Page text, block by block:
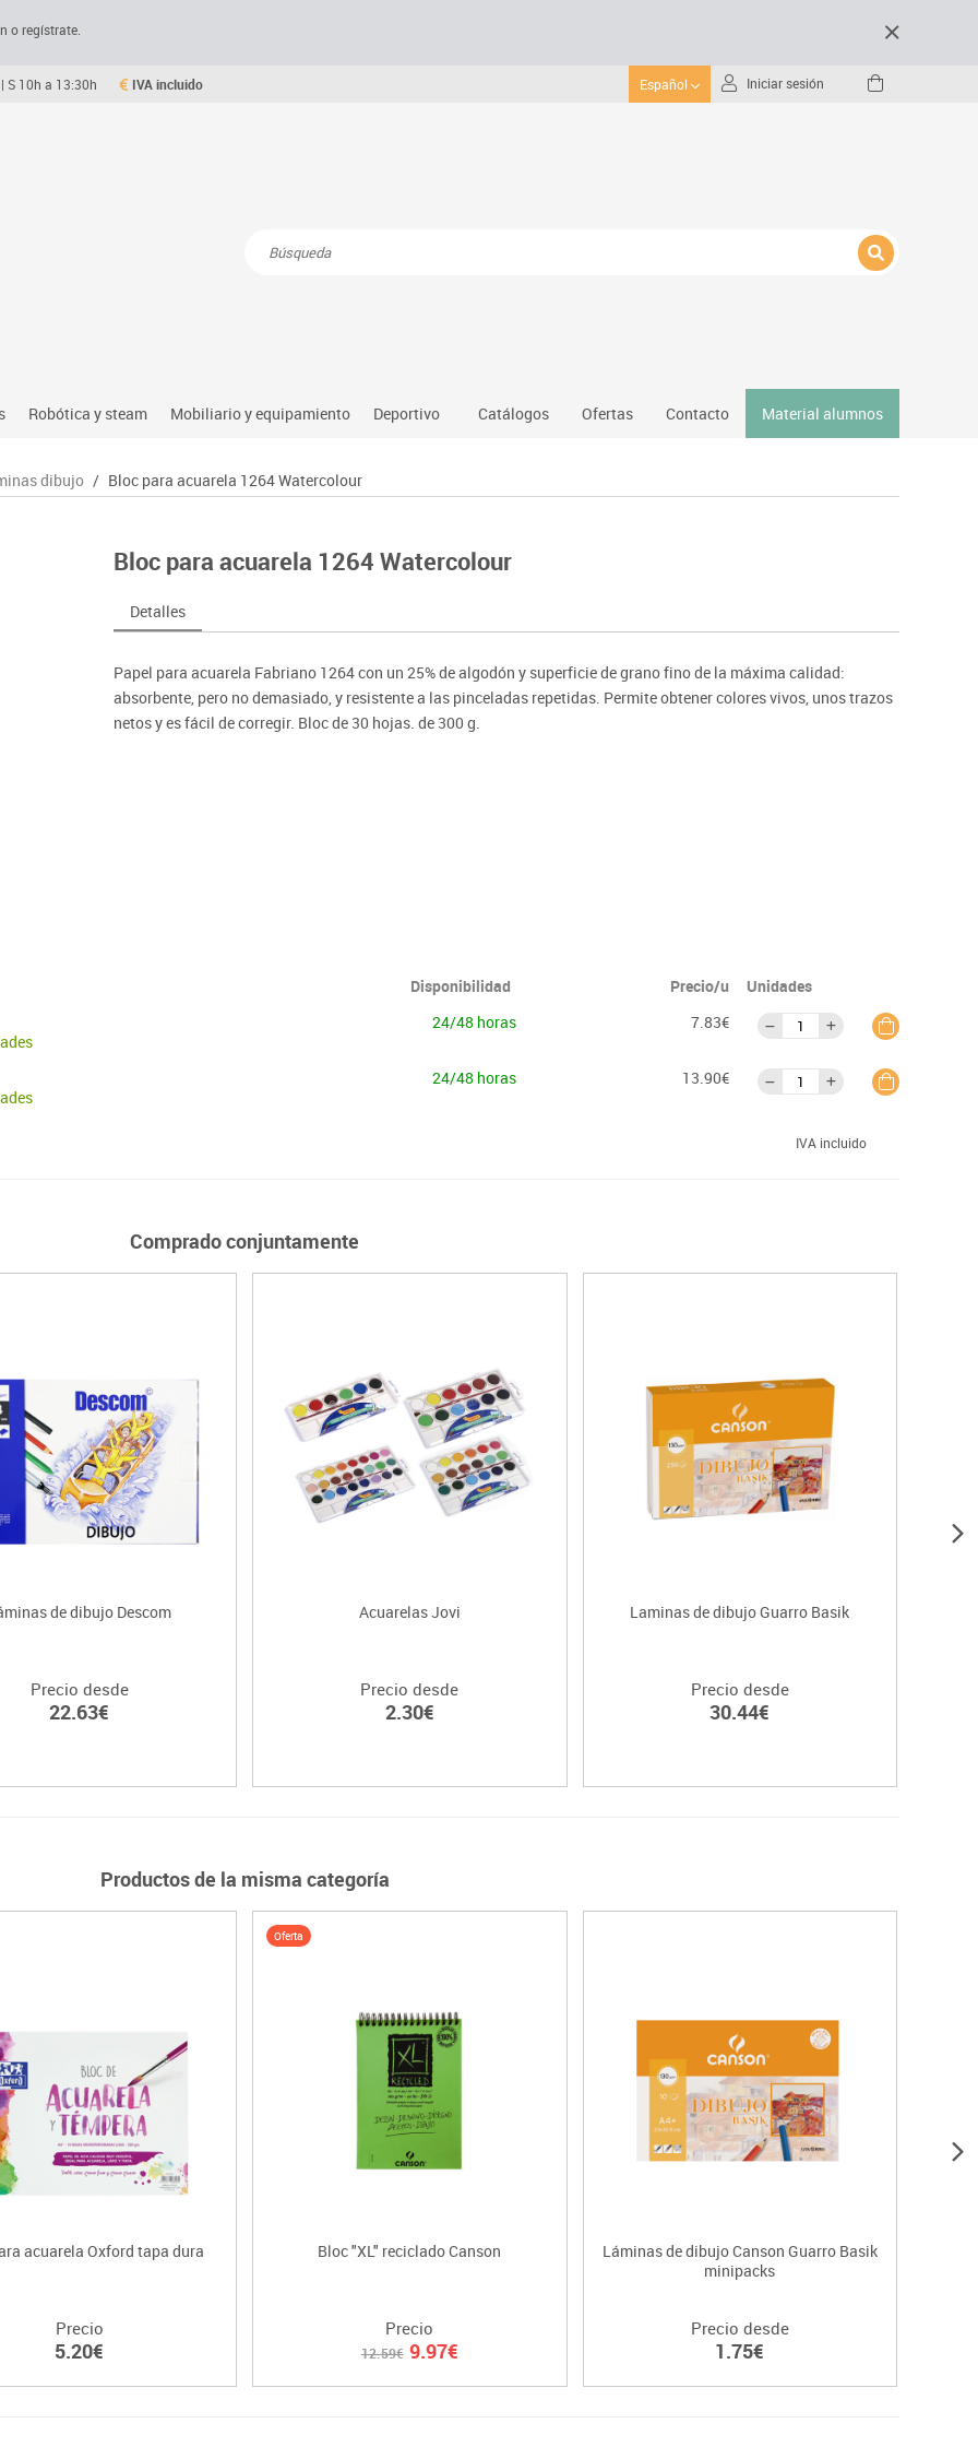
o regístrate.
S 10h a 13:30h IVA incluido Español Iniciar sesión
natural, social y cultural
Ordenadores y tablets
Soportes
Videoproyección
Robótica y steam
Robótica educativa
Mobiliario y equipamiento
Mesas comedor plegables y desplegables
Mobiliario oficina y despacho
Mesas escolares, abatibles y polivalentes
Percheros, baldas y taquillas
Sillas, bancos y taburetes
Deportivo
Balones y pelotas
Entrenamiento
Foam
Deportes raqueta
Gimnasia rítmica
Catálogos Ofertas Contacto Material alumnos
dibujo / Bloc para acuarela 1264 Watercolour
Bloc para acuarela 1264 Watercolour
Detalles
Papel para acuarela Fabriano 1264 con un 25% de algodón y superficie de grano fino de la máxima calidad:
absorbente, pero no demasiado, y resistente a las pinceladas repetidas. Permite obtener colores vivos, unos trazos
netos y es fácil de corregir. Bloc de 30 hojas. de 300 g.
Disponibilidad Precio/u
Unidades
24/48 horas 7.83€
24/48 horas 13.90€
IVA incluido
Comprado conjuntamente
de dibujo Descom
Precio desde
22.63€
Acuarelas Jovi
Precio desde
2.30€
Laminas de dibujo Guarro Basik
Precio desde
30.44€
Productos de la misma categoría
acuarela Oxford tapa dura
Precio
5.20€
Oferta
Bloc "XL" reciclado Canson
Precio
12.59€ 9.97€
Láminas de dibujo Canson Guarro Basik
minipacks
Precio desde
1.75€